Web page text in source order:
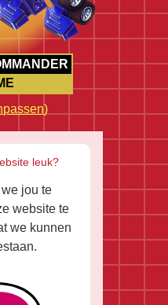
)
leuk?
jou te
website te
we kunnen